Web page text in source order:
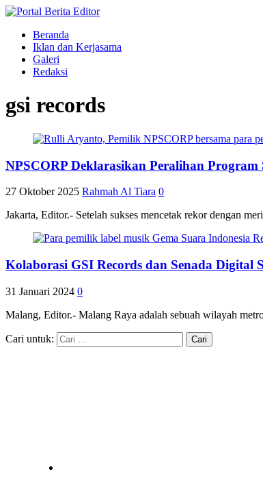
Beranda
Iklan dan Kerjasama
Galeri
Redaksi
gsi records
NPSCORP Deklarasikan Peralihan
27 Oktober 2025 Rahmah Al Tiara 0
Jakarta, Editor.- Setelah sukses mencetak rekor dengan
Kolaborasi GSI Records dan Senada
31 Januari 2024 0
Malang, Editor.- Malang Raya adalah sebuah wilayah
Cari untuk: